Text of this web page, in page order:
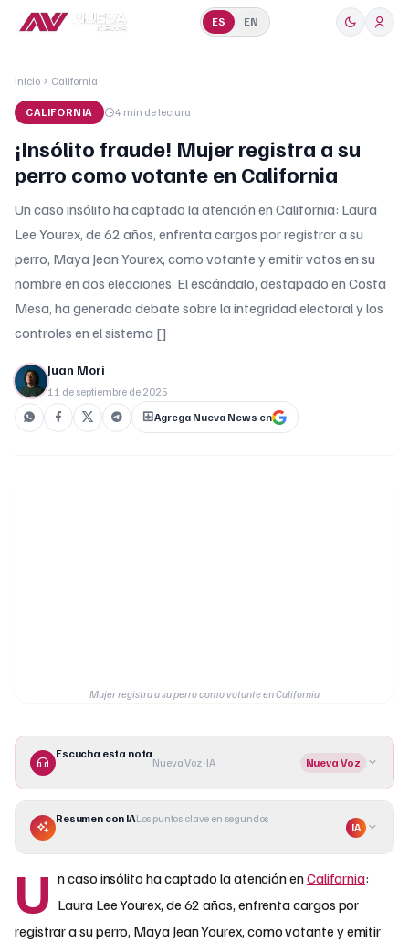
ES EN
Inicio California
CALIFORNIA 4 min de lectura
¡Insólito fraude! Mujer registra a su
perro como votante en California
Un caso insólito ha captado la atención en California: Laura
Lee Yourex, de 62 años, enfrenta cargos por registrar a su
perro, Maya Jean Yourex, como votante y emitir votos en su
nombre en dos elecciones. El escándalo, destapado en Costa
Mesa, ha generado debate sobre la integridad electoral y los
controles en el sistema []
Juan Mori
11 de septiembre de 2025
Agrega Nueva News en
Mujer registra a su perro como votante en California
Escucha esta nota
Nueva Voz · IA Nueva Voz
Resumen con IALos puntos clave en segundos
IA
U n caso insólito ha captado la atención enCalifornia:
Laura Lee Yourex, de 62 años, enfrenta cargos por
registrar a su perro, Maya Jean Yourex, como votante y emitir